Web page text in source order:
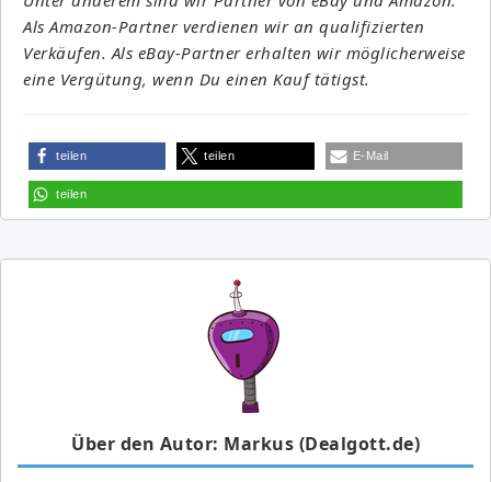
Als Amazon-Partner verdienen wir an qualifizierten
Verkäufen. Als eBay-Partner erhalten wir möglicherweise
eine Vergütung, wenn Du einen Kauf tätigst.
teilen teilen E-Mail
teilen
Über den Autor: Markus (Dealgott.de)